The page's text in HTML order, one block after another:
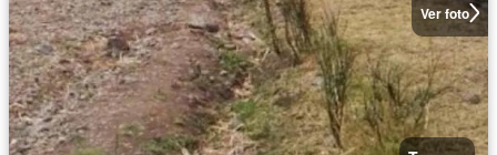
Ver foto